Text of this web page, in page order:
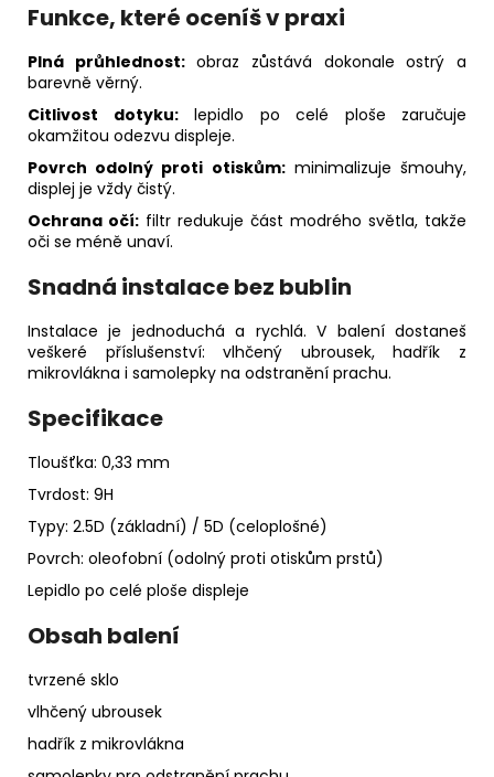
Funkce, které oceníš v praxi
Plná průhlednost:obraz zůstává dokonale ostrý a
barevně věrný.
Citlivost dotyku:lepidlo po celé ploše zaručuje
okamžitou odezvu displeje.
Povrch odolný proti otiskům:minimalizuje šmouhy,
displej je vždy čistý.
Ochrana očí: filtr redukuje část modrého světla, takže
oči se méně unaví.
Snadná instalace bez bublin
Instalace je jednoduchá a rychlá. V balení dostaneš
veškeré příslušenství: vlhčený ubrousek, hadřík z
mikrovlákna i samolepky na odstranění prachu.
Specifikace
Tloušťka: 0,33 mm
Tvrdost: 9H
Typy: 2.5D (základní) / 5D (celoplošné)
Povrch: oleofobní (odolný proti otiskům prstů)
Lepidlo po celé ploše displeje
Obsah balení
tvrzené sklo
vlhčený ubrousek
hadřík z mikrovlákna